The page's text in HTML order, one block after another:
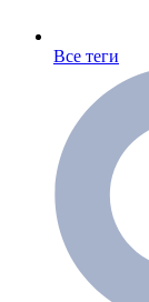
Все теги